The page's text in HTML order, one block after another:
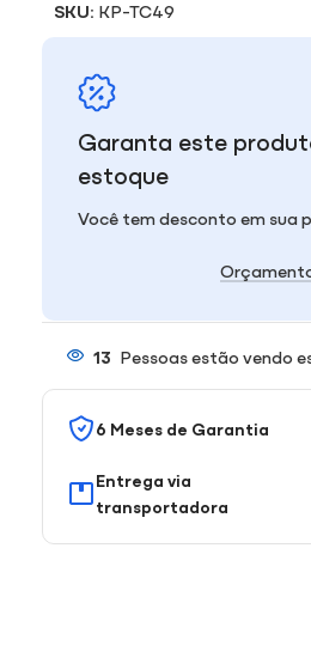
SKU: KP-TC49
Garanta este
estoque
Você tem desconto em sua
13 Pessoas estão vendo
6 Meses de Garantia
Entrega via
transportadora